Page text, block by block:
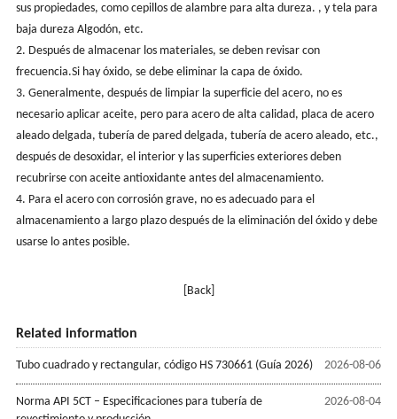
sus propiedades, como cepillos de alambre para alta dureza. , y tela para
baja dureza Algodón, etc.
2. Después de almacenar los materiales, se deben revisar con
frecuencia.Si hay óxido, se debe eliminar la capa de óxido.
3. Generalmente, después de limpiar la superficie del acero, no es
necesario aplicar aceite, pero para acero de alta calidad, placa de acero
aleado delgada, tubería de pared delgada, tubería de acero aleado, etc.,
después de desoxidar, el interior y las superficies exteriores deben
recubrirse con aceite antioxidante antes del almacenamiento.
4. Para el acero con corrosión grave, no es adecuado para el
almacenamiento a largo plazo después de la eliminación del óxido y debe
usarse lo antes posible.
[Back]
Related information
2026-08-06
Tubo cuadrado y rectangular, código HS 730661 (Guía 2026)
2026-08-04
Norma API 5CT – Especificaciones para tubería de